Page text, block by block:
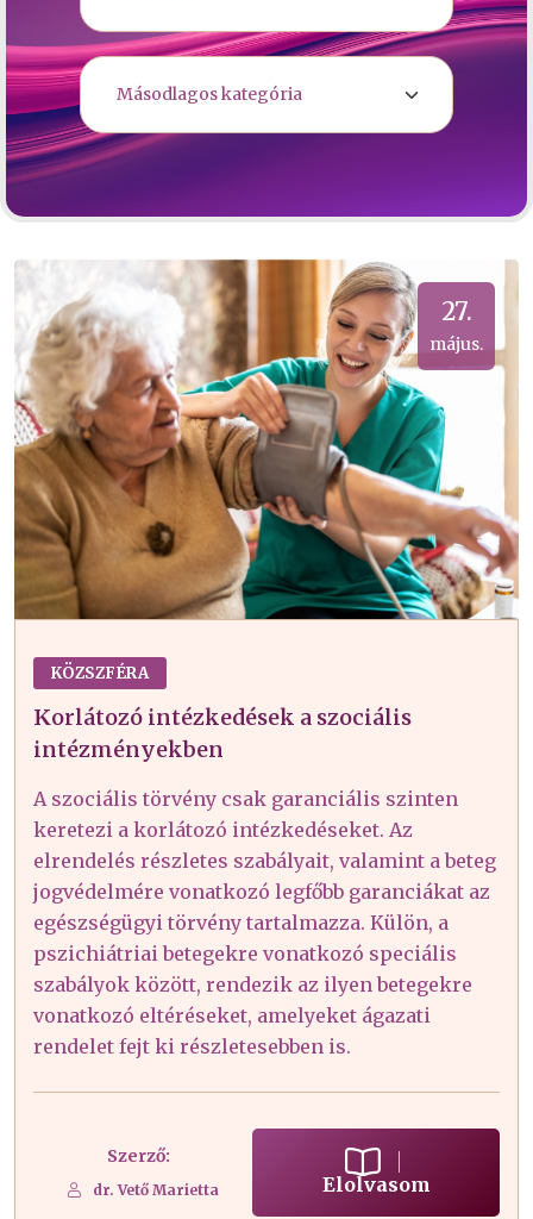
27.
május.
KÖZSZFÉRA
Korlátozó intézkedések a szociális
intézményekben
A szociális törvény csak garanciális szinten
keretezi a korlátozó intézkedéseket. Az
elrendelés részletes szabályait, valamint a beteg
jogvédelmére vonatkozó legfőbb garanciákat az
egészségügyi törvény tartalmazza. Külön, a
pszichiátriai betegekre vonatkozó speciális
szabályok között, rendezik az ilyen betegekre
vonatkozó eltéréseket, amelyeket ágazati
rendelet fejt ki részletesebben is.
Szerző:
dr. Vető Marietta Elolvasom